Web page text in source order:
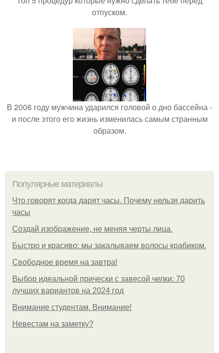
отпуском.
В 2006 году мужчина ударился головой о дно бассейна -
и после этого его жизнь изменилась самым странным
образом.
Популярные материалы
Что говорят когда дарят часы. Почему нельзя дарить
часы
Создай изображение, не меняя черты лица.
Быстро и красиво: мы закалываем волосы крабиком.
Свободное время на завтра!
Выбор идеальной прически с завесой челки: 70
лучших вариантов на 2024 год
Внимание студентам. Внимание!
Невестам на заметку?